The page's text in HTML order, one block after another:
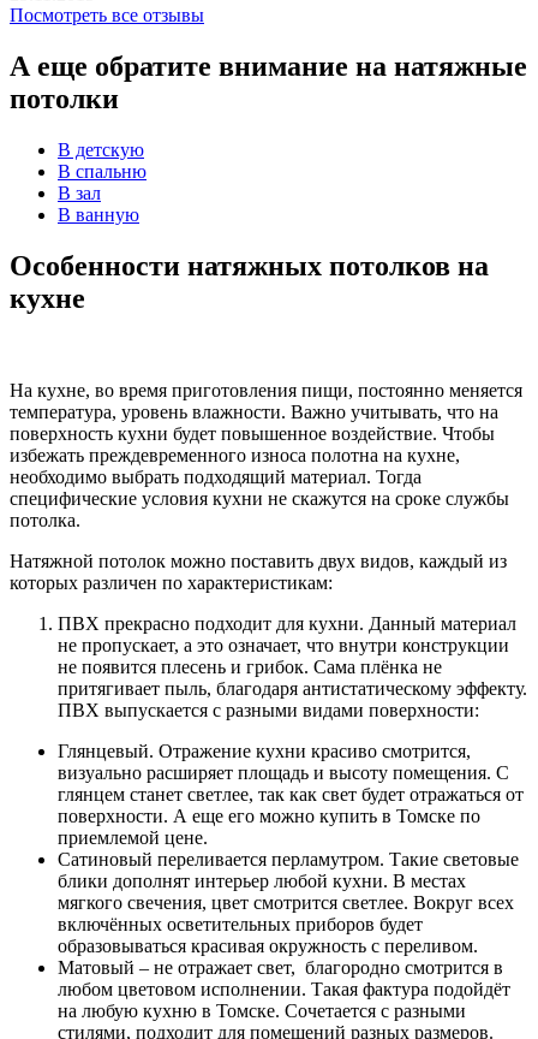
Посмотреть все отзывы
А еще обратите внимание на натяжные
потолки
В детскую
В спальню
В зал
В ванную
Особенности натяжных потолков на
кухне
На кухне, во время приготовления пищи, постоянно меняется
температура, уровень влажности. Важно учитывать, что на
поверхность кухни будет повышенное воздействие. Чтобы
избежать преждевременного износа полотна на кухне,
необходимо выбрать подходящий материал. Тогда
специфические условия кухни не скажутся на сроке службы
потолка.
Натяжной потолок можно поставить двух видов, каждый из
которых различен по характеристикам:
ПВХ прекрасно подходит для кухни. Данный материал
не пропускает, а это означает, что внутри конструкции
не появится плесень и грибок. Сама плёнка не
притягивает пыль, благодаря антистатическому эффекту.
ПВХ выпускается с разными видами поверхности:
Глянцевый. Отражение кухни красиво смотрится,
визуально расширяет площадь и высоту помещения. С
глянцем станет светлее, так как свет будет отражаться от
поверхности. А еще его можно купить в Томске по
приемлемой цене.
Сатиновый переливается перламутром. Такие световые
блики дополнят интерьер любой кухни. В местах
мягкого свечения, цвет смотрится светлее. Вокруг всех
включённых осветительных приборов будет
образовываться красивая окружность с переливом.
Матовый – не отражает свет, благородно смотрится в
любом цветовом исполнении. Такая фактура подойдёт
на любую кухню в Томске. Сочетается с разными
стилями, подходит для помещений разных размеров.